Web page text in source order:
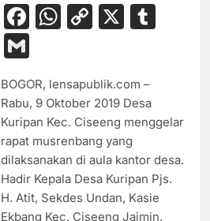
Facebook
WhatsApp
Copy
X
Gmail
BOGOR, lensapublik.com –
Rabu, 9 Oktober 2019 Desa
Kuripan Kec. Ciseeng menggelar
rapat musrenbang yang
dilaksanakan di aula kantor desa.
Hadir Kepala Desa Kuripan Pjs.
H. Atit, Sekdes Undan, Kasie
Ekbang Kec. Ciseeng Jaimin,